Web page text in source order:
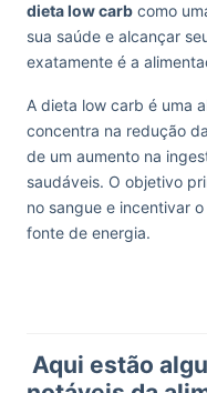
dieta low carb como
sua saúde e alcançar
exatamente é a
A dieta low carb é uma
concentra na redução
de um aumento na
saudáveis. O objetivo
no sangue e incentivar
fonte de energia.
Aqui estão